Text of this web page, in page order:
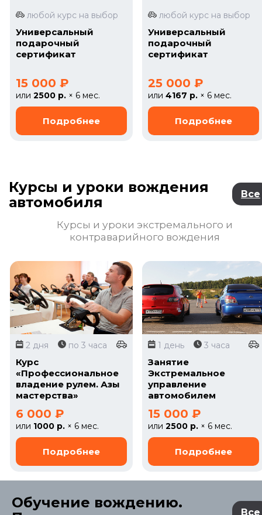
любой курс на выбор
Универсальный
подарочный
сертификат
15 000 ₽
или2500 р. × 6 мес.
любой курс на выбор
Универсальный
подарочный
сертификат
25 000 ₽
или4167 р. × 6 мес.
Курсы и уроки вождения
автомобиля
Все
Курсы и уроки экстремального и
контраварийного вождения
2 дня по 3 часа
Курс
«Профессиональное
владение рулем. Азы
мастерства»
6 000 ₽
или 1000 р. × 6 мес.
1 день 3 часа
Занятие
Экстремальное
управление
автомобилем
15 000 ₽
или2500 р. × 6 мес.
Обучение вождению.
Все